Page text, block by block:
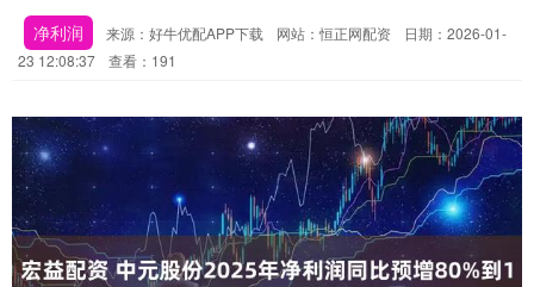
净利润 来源：好牛优配APP下载 网站：恒正网配资
日期：2026-01-
23 12:08:37
查看：191